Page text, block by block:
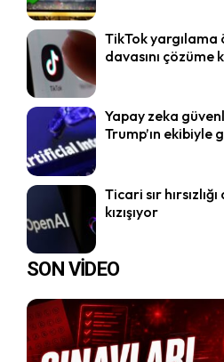
TikTok yargılama
davasını
Yapay zeka
Trump’ın ekibiyle
Ticari sır
kızışıyor
SON VİDEO